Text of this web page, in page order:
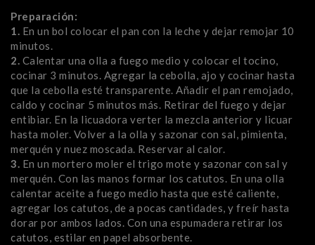
Preparación:
1. En un bol colocar el pan con la leche y dejar remojar 10
minutos.
2. Calentar una olla a fuego medio y colocar el tocino,
cocinar 3 minutos. Agregar la cebolla, ajo y cocinar hasta
que la cebolla esté transparente. Añadir el pan remojado,
caldo y cocinar 5 minutos más. Retirar del fuego y dejar
entibiar. En la licuadora verter la mezcla anterior y licuar
hasta moler. Volver a la olla y sazonar con sal, pimienta,
merquén y nuez moscada. Reservar al calor.
3. En un mortero moler el trigo mote y sazonar con sal y
merquén. Con las manos formar los catutos. En una olla
calentar aceite a fuego medio hasta que esté caliente,
agregar los catutos, de a pocas cantidades, y freír hasta
dorar por ambos lados. Con una espumadera retirar los
catutos, estilar en papel absorbente.